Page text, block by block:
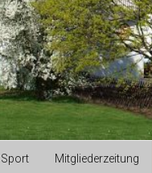
Sport Mitgliederzeitung